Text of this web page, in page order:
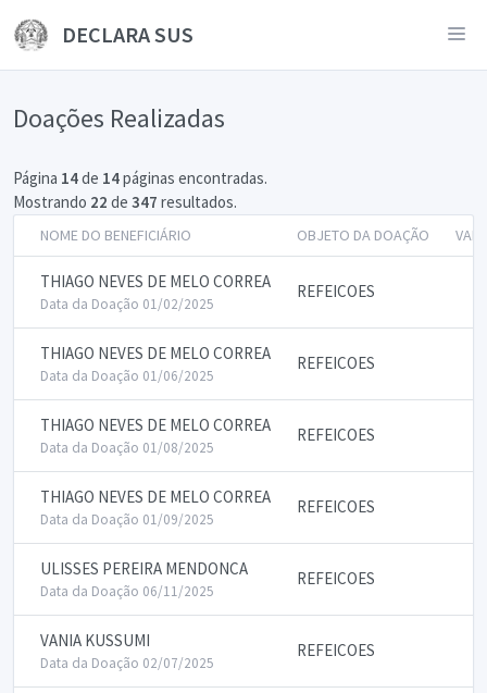
DECLARA SUS
Doações Realizadas
Página 14de 14páginas encontradas.
Mostrando 22 de 347 resultados.
NOME DO BENEFICIÁRIO OBJETO DA DOAÇÃO
THIAGO NEVES DE MELO CORREA
Data da Doação 01/02/2025
REFEICOES
THIAGO NEVES DE MELO CORREA
Data da Doação 01/06/2025
REFEICOES
THIAGO NEVES DE MELO CORREA
Data da Doação 01/08/2025
REFEICOES
THIAGO NEVES DE MELO CORREA
Data da Doação 01/09/2025
REFEICOES
ULISSES PEREIRA MENDONCA
Data da Doação 06/11/2025
REFEICOES
VANIA KUSSUMI
Data da Doação 02/07/2025
REFEICOES